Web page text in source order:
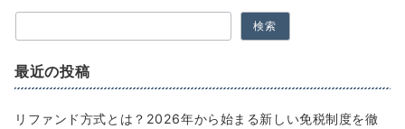
検索
最近の投稿
リファンド方式とは？2026年から始まる新しい免税制度を徹